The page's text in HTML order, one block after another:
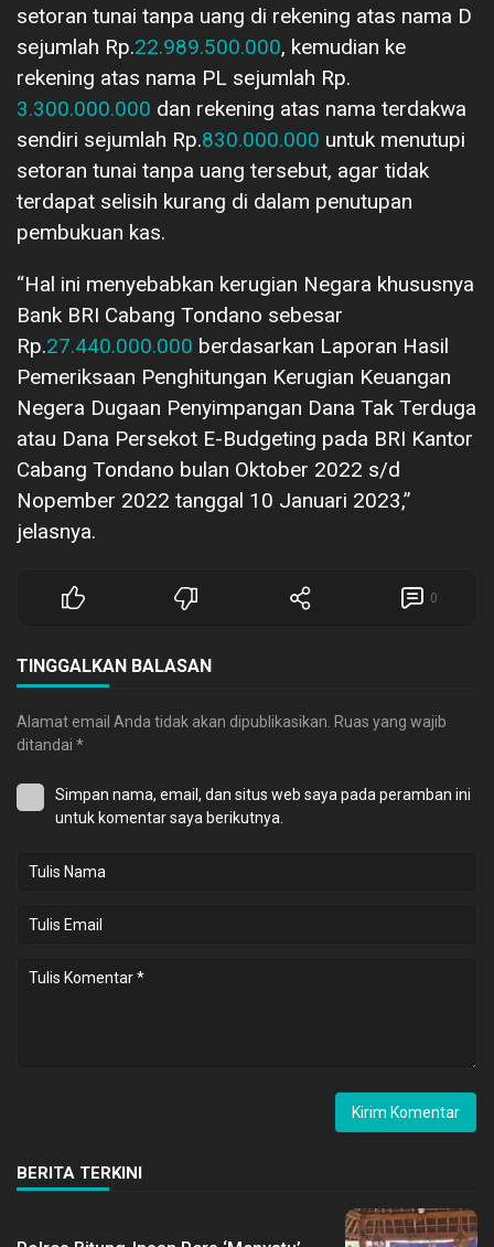
setoran tunai tanpa uang di rekening atas nama D
sejumlah Rp.22.989.500.000, kemudian ke
rekening atas nama PL sejumlah Rp.
3.300.000.000 dan rekening atas nama terdakwa
sendiri sejumlah Rp.830.000.000 untuk menutupi
setoran tunai tanpa uang tersebut, agar tidak
terdapat selisih kurang di dalam penutupan
pembukuan kas.
“Hal ini menyebabkan kerugian Negara khususnya
Bank BRI Cabang Tondano sebesar
Rp.27.440.000.000 berdasarkan Laporan Hasil
Pemeriksaan Penghitungan Kerugian Keuangan
Negera Dugaan Penyimpangan Dana Tak Terduga
atau Dana Persekot E-Budgeting pada BRI Kantor
Cabang Tondano bulan Oktober 2022 s/d
Nopember 2022 tanggal 10 Januari 2023,”
jelasnya.
0
TINGGALKAN BALASAN
Alamat email Anda tidak akan dipublikasikan. Ruas yang wajib
ditandai *
Simpan nama, email, dan situs web saya pada peramban ini
untuk komentar saya berikutnya.
BERITA TERKINI